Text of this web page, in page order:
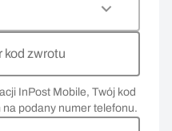
kod zwrotu
InPost Mobile, Twój kod
podany numer telefonu.